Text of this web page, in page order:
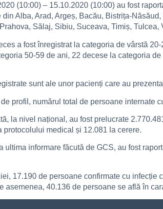
(10:00) – 15.10.2020 (10:00) au fost
Alba, Arad, Argeș, Bacău, Bistrița-
Sălaj, Sibiu, Suceava, Timiș,
a fost înregistrat la categoria de vârstă
50-59 de ani, 22 decese la categoria
sunt ale unor pacienți care au
profil, numărul total de persoane internate
la nivel național, au fost prelucrate
protocolului medical și 12.081 la cerere.
ultima informare făcută de GCS, au fost
17.190 de persoane confirmate cu
asemenea, 40.136 de persoane se află în